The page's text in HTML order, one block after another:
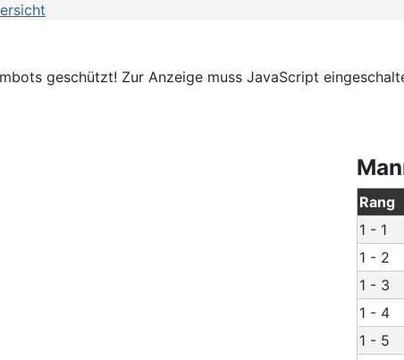
geschützt! Zur Anzeige muss JavaScript
Rang
1 - 1
1 - 2
1 - 3
1 - 4
1 - 5